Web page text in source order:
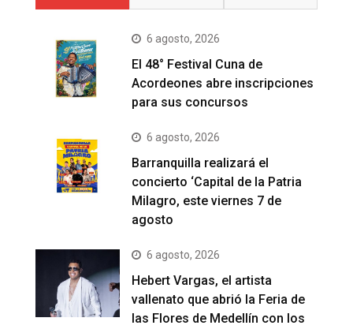
6 agosto, 2026
El 48° Festival Cuna de
Acordeones abre inscripciones
para sus concursos
6 agosto, 2026
Barranquilla realizará el
concierto ‘Capital de la Patria
Milagro, este viernes 7 de
agosto
6 agosto, 2026
Hebert Vargas, el artista
vallenato que abrió la Feria de
las Flores de Medellín con los